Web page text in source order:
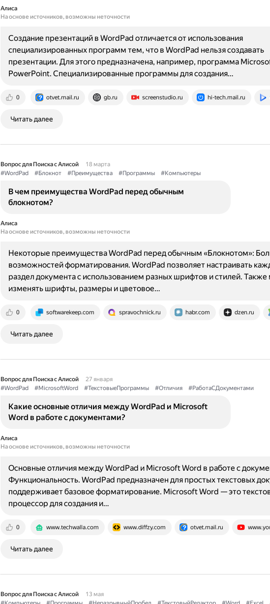
Алиса
На основе источников, возможны неточности
0 otvet.mail.ru gb.ru screenstudio.ru hi-tech.mail.ru
Создание презентаций в WordPad отличается от использования
специализированных программ тем, что в WordPad нельзя создавать
презентации. Для этого предназначена, например, программа
PowerPoint. Специализированные программы для создания…
Читать далее
Вопрос для Поиска с Алисой
18 марта
#WordPad
#Блокнот #Преимущества #Программы #Компьютеры
В чем преимущества WordPad перед обычным
блокнотом?
Алиса
На основе источников, возможны неточности
0 softwarekeep.com spravochnick.ru habr.com dzen.ru
Некоторые преимущества WordPad перед обычным «Блокнотом»:
возможностей форматирования. WordPad позволяет настраивать
раздел документа с использованием разных шрифтов и стилей.
изменять шрифты, размеры и цветовое…
Читать далее
Вопрос для Поиска с Алисой
27 января
#WordPad
#MicrosoftWord #ТекстовыеПрограммы #Отличия #РаботаСДокументами
Какие основные отличия между WordPad и Microsoft
Word в работе с документами?
Алиса
На основе источников, возможны неточности
0 www.techwalla.com www.diffzy.com otvet.mail.ru
Основные отличия между WordPad и Microsoft Word в работе с
Функциональность. WordPad предназначен для простых текстовых
поддерживает базовое форматирование. Microsoft Word — это
процессор для создания и…
Читать далее
Вопрос для Поиска с Алисой
13 мая